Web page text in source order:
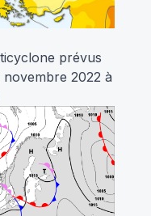
prévus
2022 à